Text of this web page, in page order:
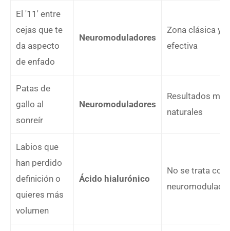
El '11' entre
cejas que te
da aspecto
de enfado
Neuromoduladores
Zona clásica y
efectiva
Patas de
gallo al
sonreír
Neuromoduladores
Resultados muy
naturales
Labios que
han perdido
definición o
quieres más
volumen
Ácido hialurónico
No se trata con